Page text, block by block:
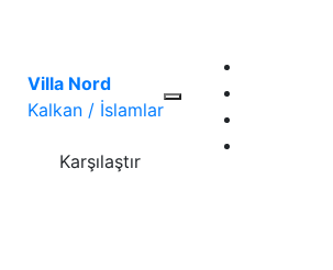
Villa Nord
Kalkan / İslamlar
Karşılaştır